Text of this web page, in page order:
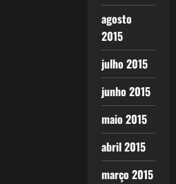
agosto
2015
julho 2015
junho 2015
maio 2015
abril 2015
março 2015